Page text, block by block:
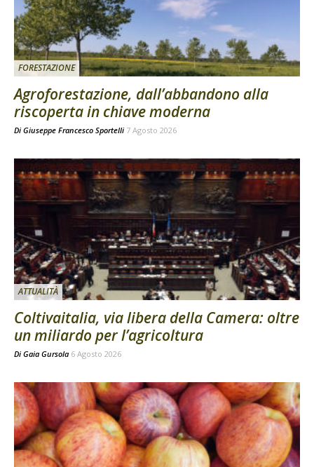
FORESTAZIONE
Agroforestazione, dall’abbandono alla
riscoperta in chiave moderna
Di Giuseppe Francesco Sportelli 7 Agosto 2026
ATTUALITÀ
Coltivaitalia, via libera della Camera: oltre
un miliardo per l’agricoltura
Di Gaia Gursola 6 Agosto 2026